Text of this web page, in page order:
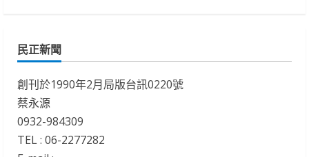
民正新聞
創刊於1990年2月局版台訊0220號
蔡永源
0932-984309
TEL : 06-2277282